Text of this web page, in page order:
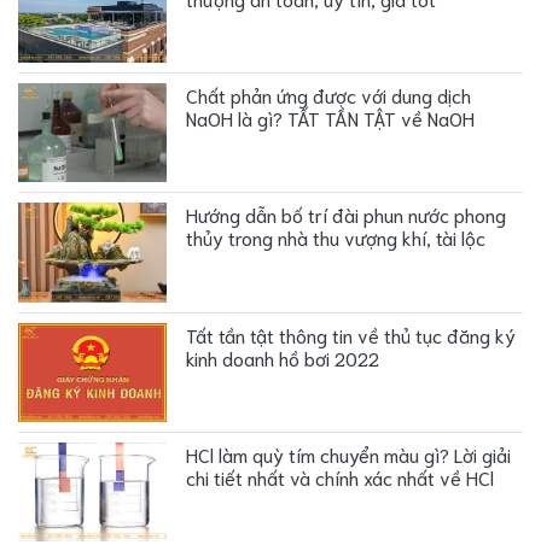
Chất phản ứng được với dung dịch
NaOH là gì? TẤT TẦN TẬT về NaOH
Hướng dẫn bố trí đài phun nước phong
thủy trong nhà thu vượng khí, tài lộc
Tất tần tật thông tin về thủ tục đăng ký
kinh doanh hồ bơi 2022
HCl làm quỳ tím chuyển màu gì? Lời giải
chi tiết nhất và chính xác nhất về HCl